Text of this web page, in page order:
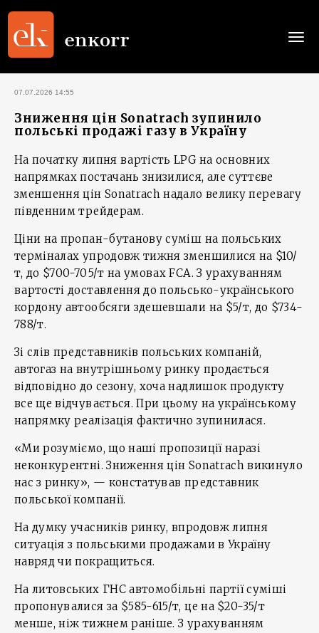
07.07.2026 14:55
Зниження цін Sonatrach зупинило
польські продажі газу в Україну
На початку липня вартість LPG на основних
напрямках постачань знизилися, але суттєве
зменшення цін Sonatrach надало велику перевагу
південним трейдерам.
Ціни на пропан-бутанову суміш на польських
терміналах упродовж тижня зменшилися на $10/
т, до $700-705/т на умовах FCA. З урахуванням
вартості доставлення до польсько-українського
кордону автообсяги здешевшали на $5/т, до $734-
788/т.
Зі слів представників польських компаній,
автогаз на внутрішньому ринку продається
відповідно до сезону, хоча надлишок продукту
все ще відчувається. При цьому на українському
напрямку реалізація фактично зупинилася.
«Ми розуміємо, що наші пропозиції наразі
неконкурентні. Зниження цін Sonatrach викинуло
нас з ринку», — констатував представник
польської компанії.
На думку учасників ринку, впродовж липня
ситуація з польськими продажами в Україну
навряд чи покращиться.
На литовських ГНС автомобільні партії суміші
пропонувалися за $585-615/т, це на $20-35/т
менше, ніж тижнем раніше. З урахуванням